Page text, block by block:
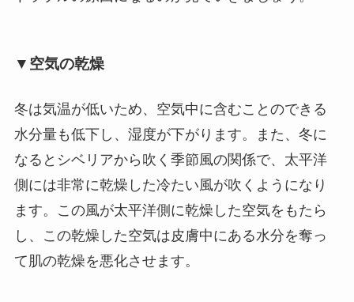
▼空気の乾燥
冬は気温が低いため、空気中に含むことのできる
水分量も低下し、湿度が下がります。また、冬に
なるとシベリアから吹く季節風の関係で、太平洋
側には非常に乾燥した冷たい風が吹くようになり
ます。この風が太平洋側に乾燥した空気をもたら
し、この乾燥した空気は皮膚中にある水分を奪っ
て肌の乾燥を悪化させます。